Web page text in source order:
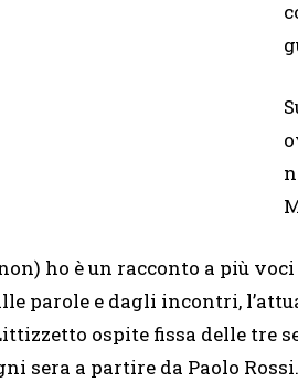
ho è un racconto a più
parole e dagli incontri,
ospite fissa delle tre
sera a partire da Paolo Rossi.